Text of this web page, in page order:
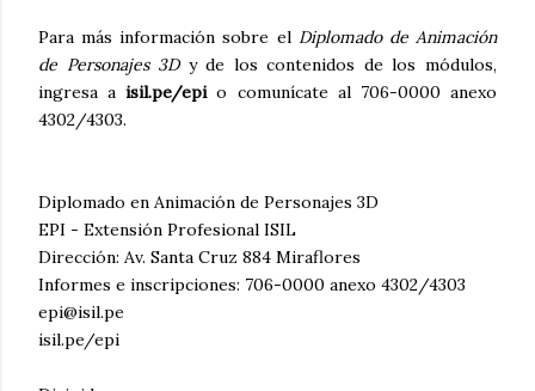
Para más información sobre el Diplomado de Animación
de Personajes 3Dy de los contenidos de los módulos,
ingresa aisil.pe/epio comunícate al 706-0000 anexo
4302/4303.
Diplomado en Animación de Personajes 3D
EPI - Extensión Profesional ISIL
Dirección: Av. Santa Cruz 884 Miraflores
Informes e inscripciones: 706-0000 anexo 4302/4303
epi@isil.pe
isil.pe/epi